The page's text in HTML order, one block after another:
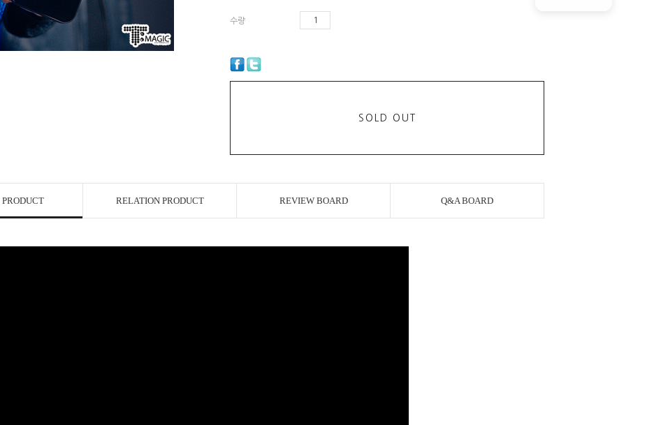
수량
SOLD OUT
RELATION PRODUCT REVIEW BOARD Q&A BOARD